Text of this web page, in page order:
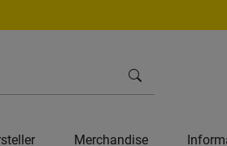
Merchandise